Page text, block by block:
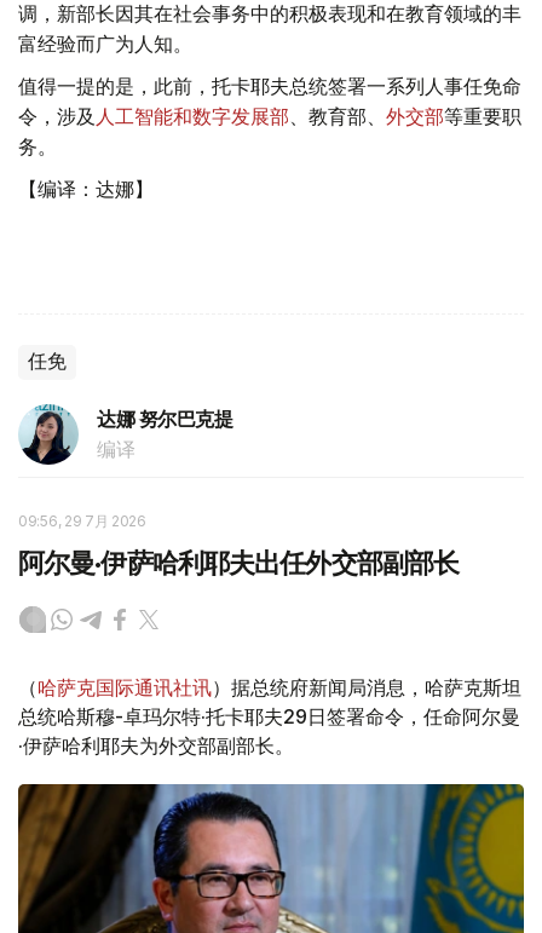
调，新部长因其在社会事务中的积极表现和在教育领域的丰
富经验而广为人知。
值得一提的是，此前，托卡耶夫总统签署一系列人事任免命
令，涉及 人工智能和数字发展部、教育部、 外交部等重要职
务。
【编译：达娜】
任免
达娜 努尔巴克提
编译
09:56, 29 7月 2026
阿尔曼·伊萨哈利耶夫出任外交部副部长
（哈萨克国际通讯社讯）据总统府新闻局消息，哈萨克斯坦
总统哈斯穆-卓玛尔特·托卡耶夫29日签署命令，任命阿尔曼
·伊萨哈利耶夫为外交部副部长。